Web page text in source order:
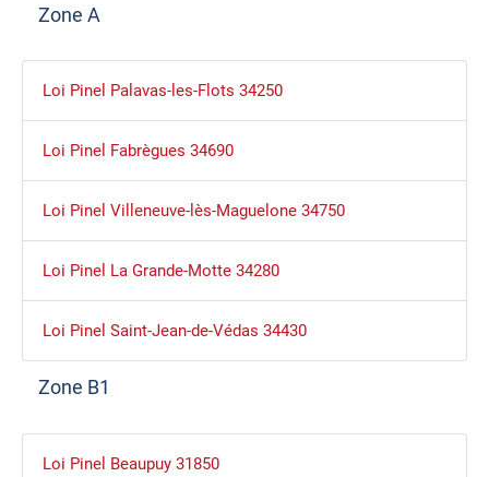
Zone A
Loi Pinel Palavas-les-Flots 34250
Loi Pinel Fabrègues 34690
Loi Pinel Villeneuve-lès-Maguelone 34750
Loi Pinel La Grande-Motte 34280
Loi Pinel Saint-Jean-de-Védas 34430
Zone B1
Loi Pinel Beaupuy 31850